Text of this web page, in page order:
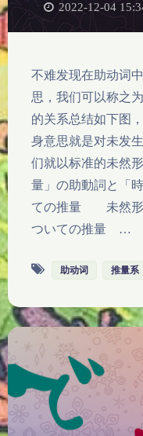
2022-12-04
不难发现在助动词
思，我们可以称之
的关系总结如下图
身意思就是对未发
们就以标准的未然
量」の助動詞と「
ての推量 未然形
ついての推量 …
助动词 推量系